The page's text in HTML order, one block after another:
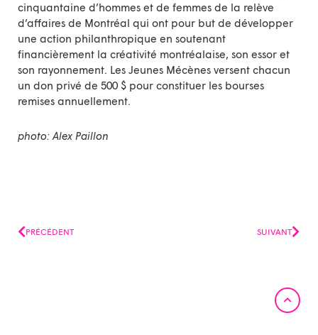
cinquantaine d’hommes et de femmes de la relève
d’affaires de Montréal qui ont pour but de développer
une action philanthropique en soutenant
financièrement la créativité montréalaise, son essor et
son rayonnement. Les Jeunes Mécènes versent chacun
un don privé de 500 $ pour constituer les bourses
remises annuellement.
photo: Alex Paillon
Précédent
PRÉCÉDENT SUIVANT